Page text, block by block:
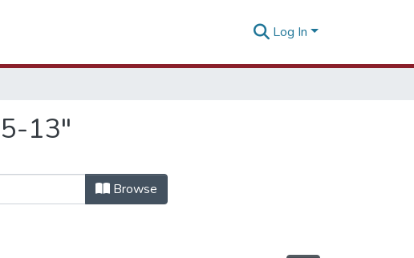
Log In
13"
Browse